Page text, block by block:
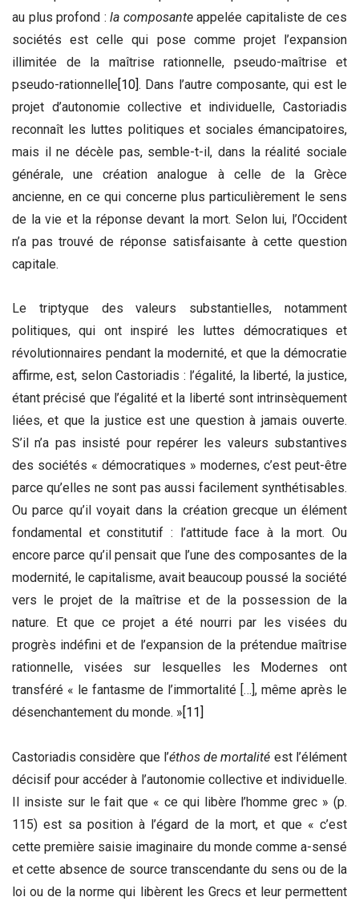
au plus profond :la composanteappelée capitaliste de ces
sociétés est celle qui pose comme projet l’expansion
illimitée de la maîtrise rationnelle, pseudo-maîtrise et
pseudo-rationnelle [10] . Dans l’autre composante, qui est le
projet d’autonomie collective et individuelle, Castoriadis
reconnaît les luttes politiques et sociales émancipatoires,
mais il ne décèle pas, semble-t-il, dans la réalité sociale
générale, une création analogue à celle de la Grèce
ancienne, en ce qui concerne plus particulièrement le sens
de la vie et la réponse devant la mort. Selon lui, l’Occident
n’a pas trouvé de réponse satisfaisante à cette question
capitale.
Le triptyque des valeurs substantielles, notamment
politiques, qui ont inspiré les luttes démocratiques et
révolutionnaires pendant la modernité, et que la démocratie
affirme, est, selon Castoriadis : l’égalité, la liberté, la justice,
étant précisé que l’égalité et la liberté sont intrinsèquement
liées, et que la justice est une question à jamais ouverte.
S’il n’a pas insisté pour repérer les valeurs substantives
des sociétés « démocratiques » modernes, c’est peut-être
parce qu’elles ne sont pas aussi facilement synthétisables.
Ou parce qu’il voyait dans la création grecque un élément
fondamental et constitutif : l’attitude face à la mort. Ou
encore parce qu’il pensait que l’une des composantes de la
modernité, le capitalisme, avait beaucoup poussé la société
vers le projet de la maîtrise et de la possession de la
nature. Et que ce projet a été nourri par les visées du
progrès indéfini et de l’expansion de la prétendue maîtrise
rationnelle, visées sur lesquelles les Modernes ont
transféré « le fantasme de l’immortalité […], même après le
désenchantement du monde. » [11]
Castoriadis considère que l’éthos de mortalité est l’élément
décisif pour accéder à l’autonomie collective et individuelle.
Il insiste sur le fait que « ce qui libère l’homme grec » (p.
115) est sa position à l’égard de la mort, et que « c’est
cette première saisie imaginaire du monde comme a-sensé
et cette absence de source transcendante du sens ou de la
loi ou de la norme qui libèrent les Grecs et leur permettent